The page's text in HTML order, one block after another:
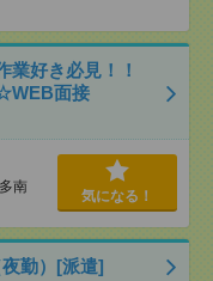
好き必見！！
面接
南
気になる！
勤）[派遣]